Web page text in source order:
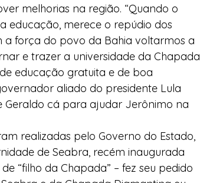
melhorias na região. “Quando o
educação, merece o repúdio dos
a força do povo da Bahia voltarmos a
e trazer a universidade da Chapada
educação gratuita e de boa
aliado do presidente Lula
Geraldo cá para ajudar Jerônimo na
realizadas pelo Governo do Estado,
de Seabra, recém inaugurada
“filho da Chapada” – fez seu pedido